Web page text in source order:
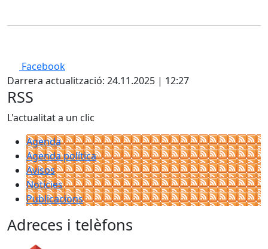
Facebook
Darrera actualització: 24.11.2025 | 12:27
RSS
L'actualitat a un clic
Agenda
Agenda política
Avisos
Notícies
Publicacions
Adreces i telèfons